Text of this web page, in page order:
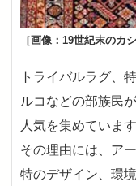
［画像：19世紀末のカ
トライバルラグ、
ルコなどの部族民
人気を集めています
その理由には、ア
特のデザイン、環